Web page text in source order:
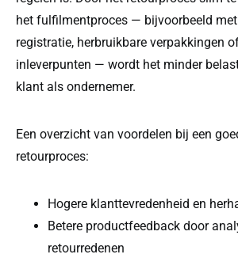
het fulfilmentproces — bijvoorbeeld
registratie, herbruikbare verpakkingen
inleverpunten — wordt het minder
klant als ondernemer.
Een overzicht van voordelen bij een
retourproces:
Hogere klanttevredenheid en
Betere productfeedback door
retourredenen